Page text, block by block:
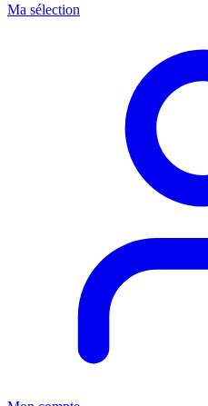
Ma sélection